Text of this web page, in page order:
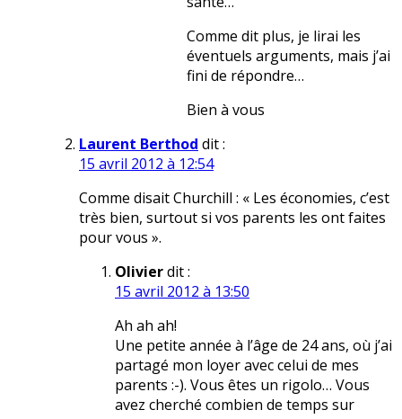
Comme dit plus, je lirai les
éventuels arguments, mais j’ai
fini de répondre…
Bien à vous
Laurent Berthod dit :
15 avril 2012 à 12:54
Comme disait Churchill : « Les économies, c’est
très bien, surtout si vos parents les ont faites
pour vous ».
Olivierdit :
15 avril 2012 à 13:50
Ah ah ah!
Une petite année à l’âge de 24 ans, où j’ai
partagé mon loyer avec celui de mes
parents :-). Vous êtes un rigolo… Vous
avez cherché combien de temps sur